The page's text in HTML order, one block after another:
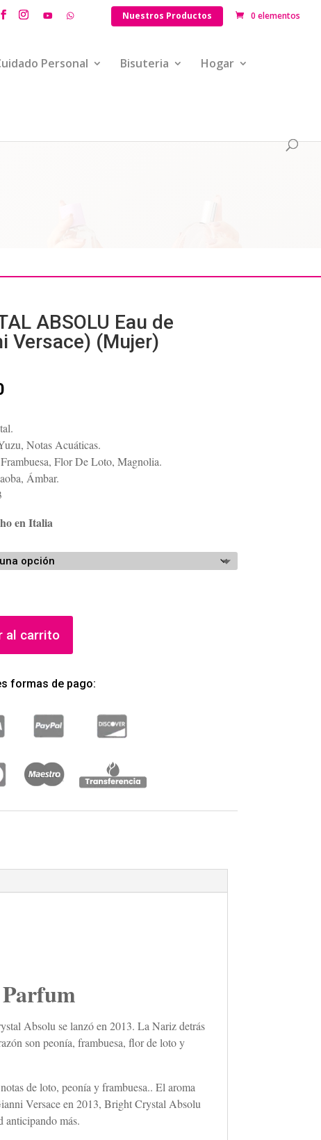
Nuestros Productos 0 elementos
Personal Bisuteria Hogar
ABSOLU Eau de
Versace) (Mujer)
precios:
desde
$99.36
hasta
$124.20
Notas Acuáticas.
Flor De Loto, Magnolia.
Ámbar.
en Italia
al carrito
formas de pago:
Absolu se lanzó en 2013. La Nariz detrás
son peonía, frambuesa, flor de loto y
de loto, peonía y frambuesa.. El aroma
Versace en 2013, Bright Crystal Absolu
anticipando más.